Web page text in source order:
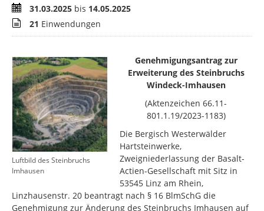
Zeitraum31.03.2025 bis 14.05.2025
Stellungnahmen
21 Einwendungen
Luftbild des Steinbruchs
Imhausen
Genehmigungsantrag zur
Erweiterung des Steinbruchs
Windeck-Imhausen
(Aktenzeichen 66.11-
801.1.19/2023-1183)
Die Bergisch Westerwälder
Hartsteinwerke,
Zweigniederlassung der Basalt-
Actien-Gesellschaft mit Sitz in
53545 Linz am Rhein,
Linzhausenstr. 20 beantragt nach § 16 BlmSchG die
Genehmigung zur Änderung des Steinbruchs Imhausen auf